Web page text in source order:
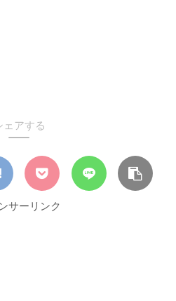
ェアする
サーリンク